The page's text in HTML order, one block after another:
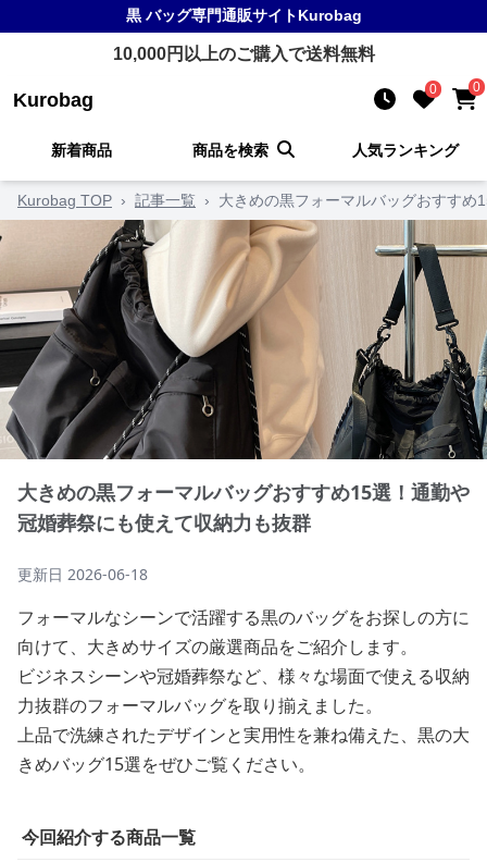
黒 バッグ専門通販サイトKurobag
10,000円以上のご購入で送料無料
Kurobag 0 0
新着商品 商品を検索 人気ランキング
Kurobag TOP › 記事一覧 › 大きめの黒フォーマルバッグおすすめ
大きめの黒フォーマルバッグおすすめ15選！通勤や
冠婚葬祭にも使えて収納力も抜群
更新日 2026-06-18
フォーマルなシーンで活躍する黒のバッグをお探しの方に
向けて、大きめサイズの厳選商品をご紹介します。
ビジネスシーンや冠婚葬祭など、様々な場面で使える収納
力抜群のフォーマルバッグを取り揃えました。
上品で洗練されたデザインと実用性を兼ね備えた、黒の大
きめバッグ15選をぜひご覧ください。
今回紹介する商品一覧